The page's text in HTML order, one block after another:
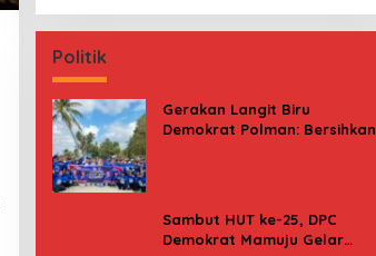
Politik
Gerakan Langit Biru
Demokrat Polman: Bersihkan
Sambut HUT ke-25, DPC
Demokrat Mamuju Gelar